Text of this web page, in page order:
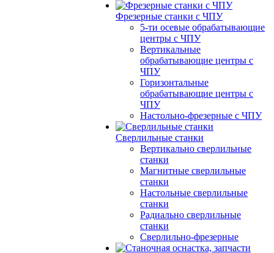
Фрезерные станки с ЧПУ
5-ти осевые обрабатывающие
центры с ЧПУ
Вертикальные
обрабатывающие центры с
ЧПУ
Горизонтальные
обрабатывающие центры с
ЧПУ
Настольно-фрезерные с ЧПУ
Сверлильные станки
Вертикально сверлильные
станки
Магнитные сверлильные
станки
Настольные сверлильные
станки
Радиально сверлильные
станки
Сверлильно-фрезерные